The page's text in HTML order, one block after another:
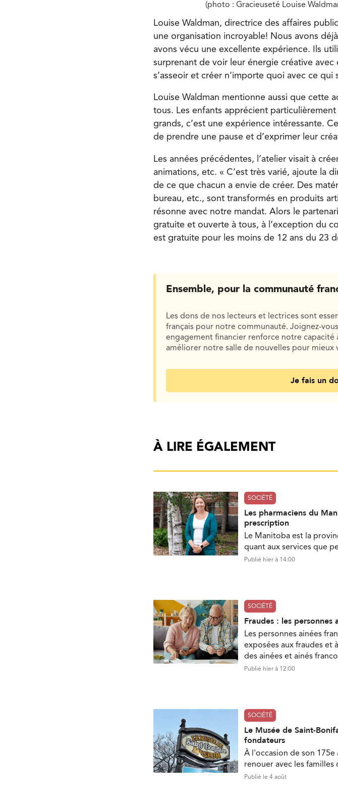
(photo : Gracieuseté Louise
Louise Waldman, directrice des affaires
une organisation incroyable! Nous avons
avons vécu une excellente expérience. Ils
surprenant de voir leur énergie créative
s’asseoir et créer n’importe quoi avec ce qui
Louise Waldman mentionne aussi que cette
tous. Les enfants apprécient
grands, c’est une expérience intéressante.
de prendre une pause et d’exprimer leur
Les années précédentes, l’atelier visait à
animations, etc. « C’est très varié, ajoute la
de ce que chacun a envie de créer. Des
bureau, etc., sont transformés en produits
résonne avec notre mandat. Alors le
gratuite et ouverte à tous, à l’exception du
est gratuite pour les moins de 12 ans du 23
Ensemble, pour la communauté
Les dons de nos lecteurs et lectrices sont
français pour notre communauté. Joignez-
engagement financier renforce notre
améliorer notre salle de nouvelles pour mieux
Je fais un
À LIRE ÉGALEMENT
SOCIÉTÉ
Les pharmaciens du
prescription
Le Manitoba est la
quant aux services que
Publié hier à 14:00
SOCIÉTÉ
Fraudes : les personnes
Les personnes ainées
exposées aux fraudes et
des ainées et ainés
Publié hier à 12:00
SOCIÉTÉ
Le Musée de Saint-
fondateurs
À l'occasion de son 175e
renouer avec les
Publié le 4 août